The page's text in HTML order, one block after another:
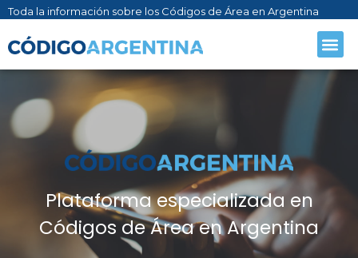
Toda la información sobre los Códigos de Área en Argentina
Plataforma especializada en
Códigos de Área en Argentina